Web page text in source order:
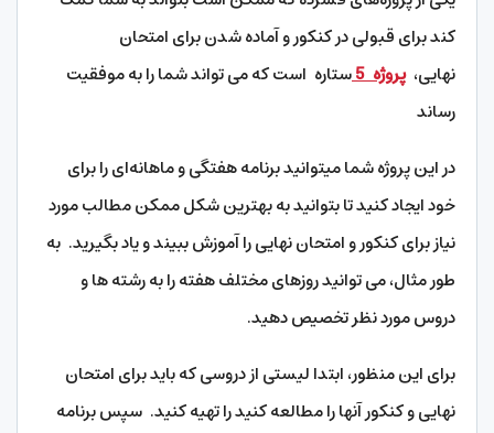
کند برای قبولی در کنکور و آماده شدن برای امتحان
نهایی،پروژه5ستاره است که می تواند شما را به موفقیت
رساند
در این پروژه شما میتوانید برنامه هفتگی و ماهانه‌ای را برای
خود ایجاد کنید تا بتوانید به بهترین شکل ممکن مطالب مورد
نیاز برای کنکور و امتحان نهایی را آموزش ببیند و یاد بگیرید. به
طور مثال، می توانید روزهای مختلف هفته را به رشته ها و
دروس مورد نظر تخصیص دهید.
برای این منظور، ابتدا لیستی از دروسی که باید برای امتحان
نهایی و کنکور آنها را مطالعه کنید را تهیه کنید. سپس برنامه